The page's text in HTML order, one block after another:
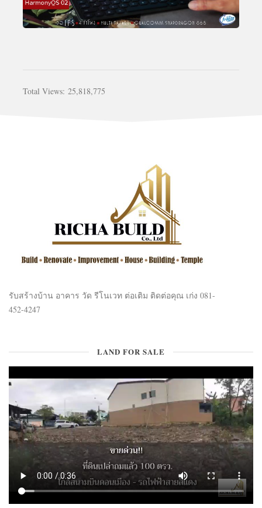
Total Views: 25,818,775
รับสร้างบ้าน อาคาร วัด รีโนเวท ต่อเติม ติดต่อคุณ เก่ง 081-
452-4247
LAND FOR SALE